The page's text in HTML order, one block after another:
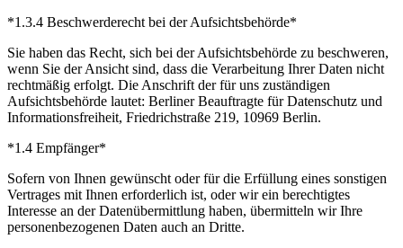
*1.3.4 Beschwerderecht bei der Aufsichtsbehörde*
Sie haben das Recht, sich bei der Aufsichtsbehörde zu beschweren,
wenn Sie der Ansicht sind, dass die Verarbeitung Ihrer Daten nicht
rechtmäßig erfolgt. Die Anschrift der für uns zuständigen
Aufsichtsbehörde lautet: Berliner Beauftragte für Datenschutz und
Informationsfreiheit, Friedrichstraße 219, 10969 Berlin.
*1.4 Empfänger*
Sofern von Ihnen gewünscht oder für die Erfüllung eines sonstigen
Vertrages mit Ihnen erforderlich ist, oder wir ein berechtigtes
Interesse an der Datenübermittlung haben, übermitteln wir Ihre
personenbezogenen Daten auch an Dritte.